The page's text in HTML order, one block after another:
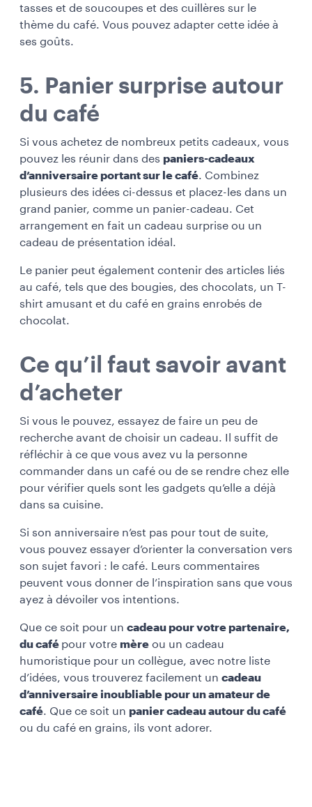
tasses et de soucoupes et des cuillères sur le
thème du café. Vous pouvez adapter cette idée à
ses goûts.
5. Panier surprise autour
du café
Si vous achetez de nombreux petits cadeaux, vous
pouvez les réunir dans des paniers-cadeaux
d’anniversaire portant sur le café. Combinez
plusieurs des idées ci-dessus et placez-les dans un
grand panier, comme un panier-cadeau. Cet
arrangement en fait un cadeau surprise ou un
cadeau de présentation idéal.
Le panier peut également contenir des articles liés
au café, tels que des bougies, des chocolats, un T-
shirt amusant et du café en grains enrobés de
chocolat.
Ce qu’il faut savoir avant
d’acheter
Si vous le pouvez, essayez de faire un peu de
recherche avant de choisir un cadeau. Il suffit de
réfléchir à ce que vous avez vu la personne
commander dans un café ou de se rendre chez elle
pour vérifier quels sont les gadgets qu’elle a déjà
dans sa cuisine.
Si son anniversaire n’est pas pour tout de suite,
vous pouvez essayer d’orienter la conversation vers
son sujet favori : le café. Leurs commentaires
peuvent vous donner de l’inspiration sans que vous
ayez à dévoiler vos intentions.
Que ce soit pour un cadeau pour votre partenaire,
du café pour votre mère ou un cadeau
humoristique pour un collègue, avec notre liste
d’idées, vous trouverez facilement un cadeau
d’anniversaire inoubliable pour un amateur de
café. Que ce soit un panier cadeau autour du café
ou du café en grains, ils vont adorer.